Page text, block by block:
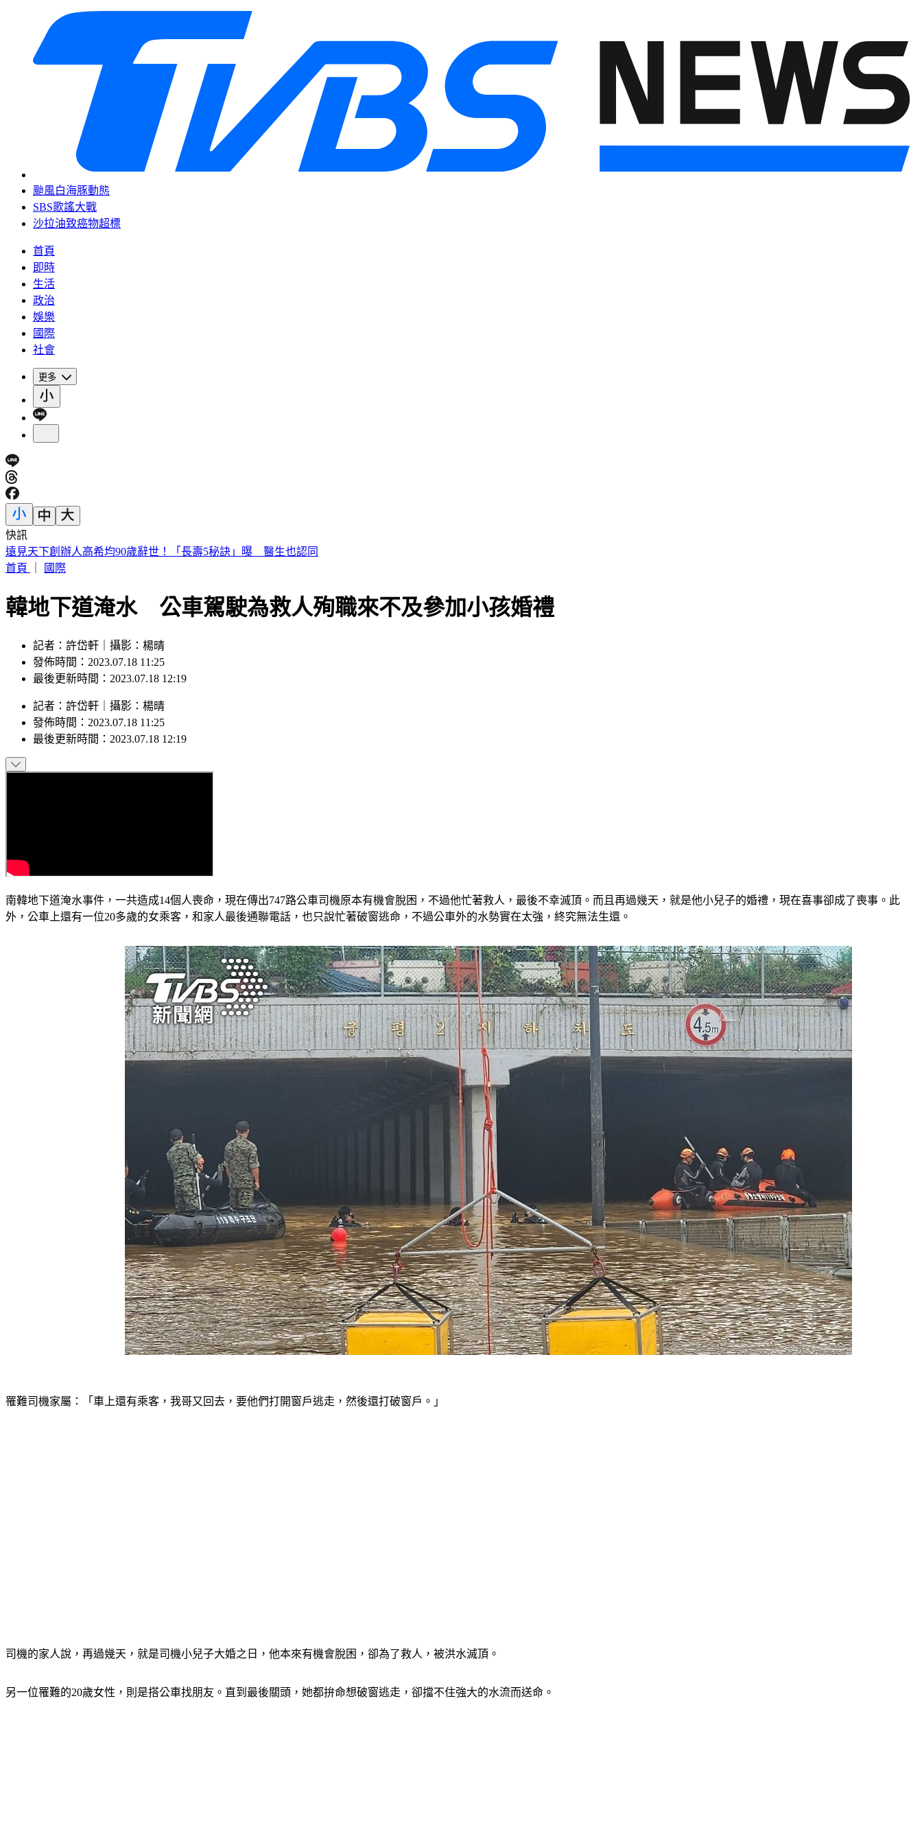
颱風白海豚動態
SBS歌謠大戰
沙拉油致癌物超標
首頁
即時
生活
政治
娛樂
國際
社會
更多
快訊
遠見天下創辦人高希均90歲辭世！「長壽5秘訣」曝 醫生也認同
首頁
國際
韓地下道淹水 公車駕駛為救人殉職來不及參加小孩婚禮
記者：許岱軒｜攝影：楊晴
發佈時間：2023.07.18 11:25
最後更新時間：2023.07.18 12:19
記者 ： 許岱軒 攝影 ： 楊晴
發佈時間： 2023.07.18 11:25
最後更新時間： 2023.07.18 12:19
南韓地下道淹水事件，一共造成14個人喪命，現在傳出747路公車司機原本有機會脫困，不過他忙著救人，最後不幸滅頂。而且再過幾天，就是他小兒子的婚禮，現在喜事卻成了喪事。此
外，公車上還有一位20多歲的女乘客，和家人最後通聯電話，也只說忙著破窗逃命，不過公車外的水勢實在太強，終究無法生還。
罹難司機家屬：「車上還有乘客，我哥又回去，要他們打開窗戶逃走，然後還打破窗戶。」
司機的家人說，再過幾天，就是司機小兒子大婚之日，他本來有機會脫困，卻為了救人，被洪水滅頂。
另一位罹難的20歲女性，則是搭公車找朋友。直到最後關頭，她都拚命想破窗逃走，卻擋不住強大的水流而送命。